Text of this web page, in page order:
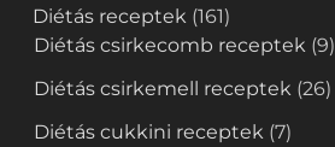
Diétás receptek (161)
Diétás csirkecomb receptek (9)
Diétás csirkemell receptek (26)
Diétás cukkini receptek (7)